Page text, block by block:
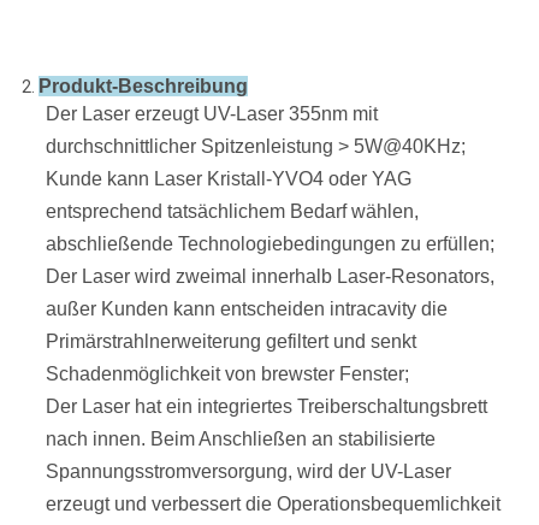
2. Produkt-Beschreibung
Der Laser erzeugt UV-Laser 355nm mit
durchschnittlicher Spitzenleistung > 5W@40KHz;
Kunde kann Laser Kristall-YVO4 oder YAG
entsprechend tatsächlichem Bedarf wählen,
abschließende Technologiebedingungen zu erfüllen;
Der Laser wird zweimal innerhalb Laser-Resonators,
außer Kunden kann entscheiden intracavity die
Primärstrahlnerweiterung gefiltert und senkt
Schadenmöglichkeit von brewster Fenster;
Der Laser hat ein integriertes Treiberschaltungsbrett
nach innen. Beim Anschließen an stabilisierte
Spannungsstromversorgung, wird der UV-Laser
erzeugt und verbessert die Operationsbequemlichkeit